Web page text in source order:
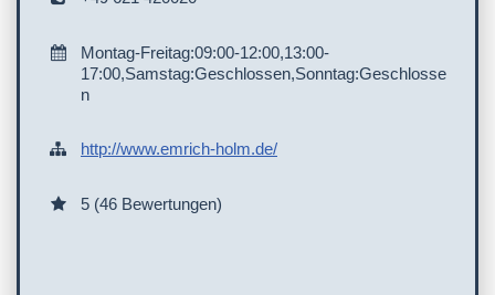
Montag-Freitag:09:00-12:00,13:00-
17:00,Samstag:Geschlossen,Sonntag:Geschlosse
n
http://www.emrich-holm.de/
5 (46 Bewertungen)